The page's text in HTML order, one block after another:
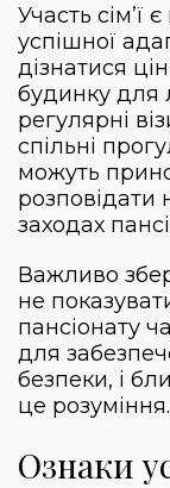
Участь
успішної
дізнатися
будинку для
регулярні
спільні
можуть
розповідати
заходах
Важливо
не
пансіонату
для
безпеки, і
це розуміння.
Ознаки